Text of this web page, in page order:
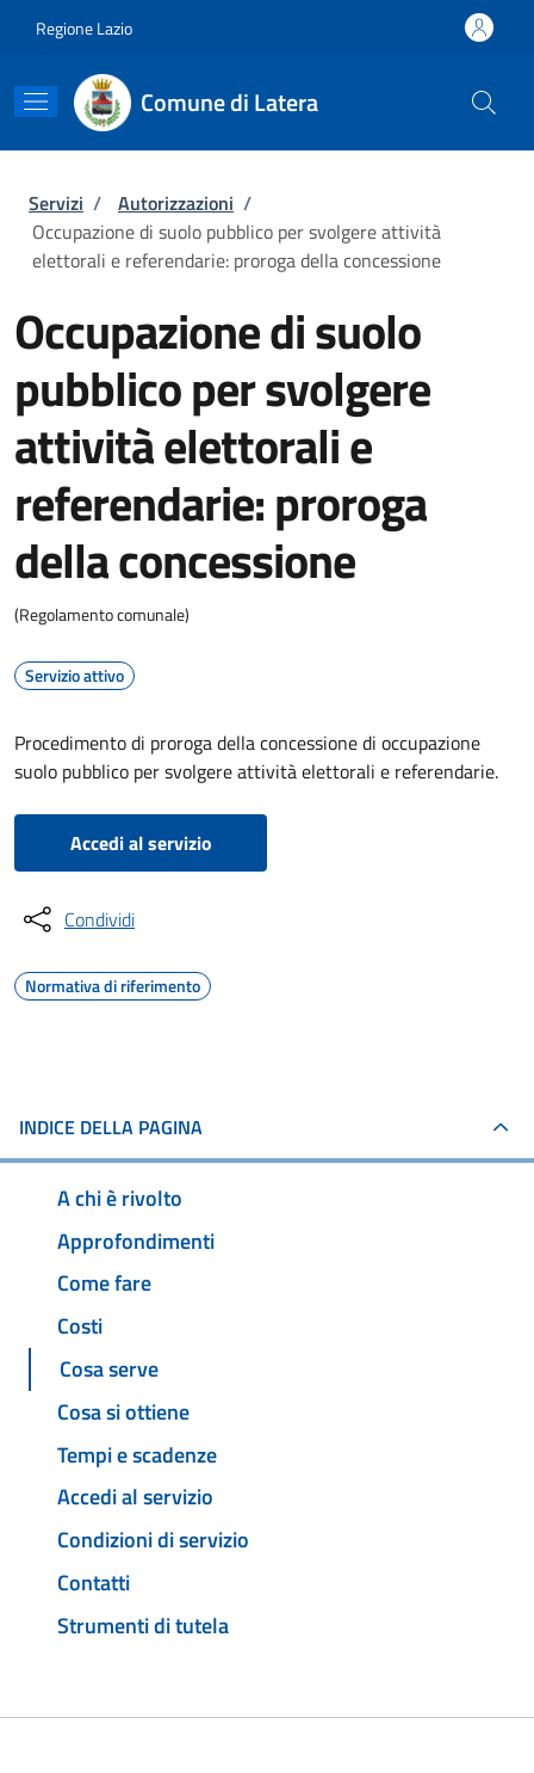
Regione Lazio
Comune di Latera
Briciole di pane
Servizi / Autorizzazioni /
Occupazione di suolo pubblico per svolgere attività
elettorali e referendarie: proroga della concessione
Occupazione di suolo
pubblico per svolgere
attività elettorali e
referendarie: proroga
della concessione
(Regolamento comunale)
Servizio attivo
Procedimento di proroga della concessione di occupazione
suolo pubblico per svolgere attività elettorali e referendarie.
Accedi al servizio
Condividi
Normativa di riferimento
INDICE DELLA PAGINA
A chi è rivolto
Approfondimenti
Come fare
Costi
Cosa serve
Cosa si ottiene
Tempi e scadenze
Accedi al servizio
Condizioni di servizio
Contatti
Strumenti di tutela